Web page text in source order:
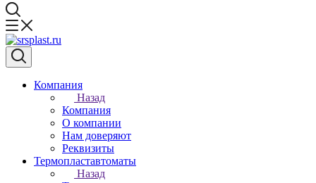
Компания
Назад
Компания
О компании
Нам доверяют
Реквизиты
Термопластавтоматы
Назад